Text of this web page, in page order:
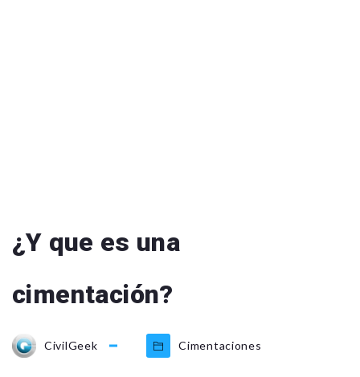
¿Y que es una
cimentación?
CivilGeek Cimentaciones